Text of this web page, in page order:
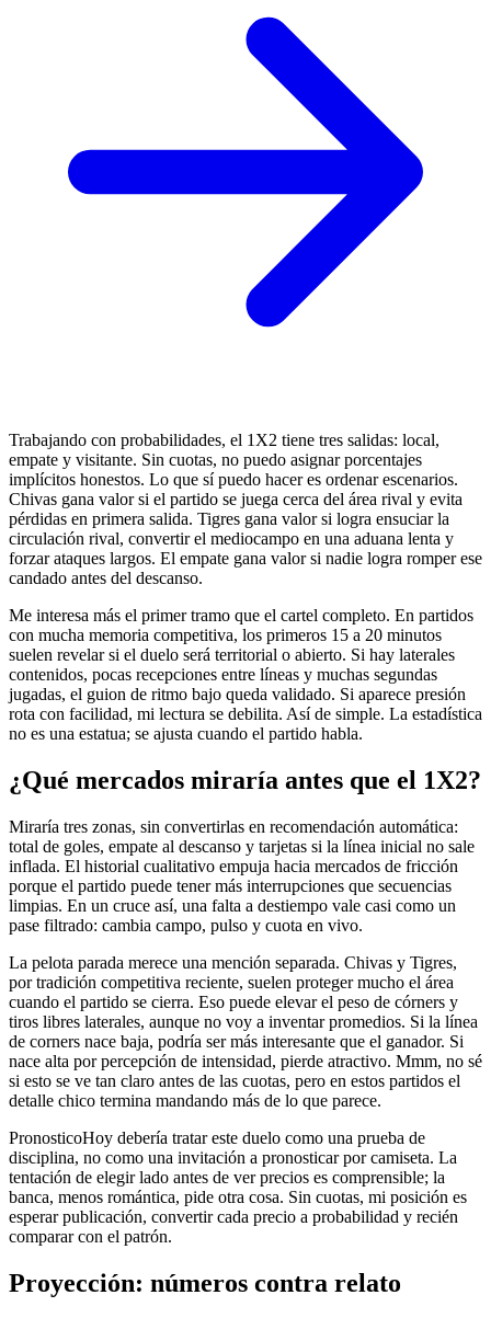
Trabajando con probabilidades, el 1X2 tiene tres salidas: local,
empate y visitante. Sin cuotas, no puedo asignar porcentajes
implícitos honestos. Lo que sí puedo hacer es ordenar escenarios.
Chivas gana valor si el partido se juega cerca del área rival y evita
pérdidas en primera salida. Tigres gana valor si logra ensuciar la
circulación rival, convertir el mediocampo en una aduana lenta y
forzar ataques largos. El empate gana valor si nadie logra romper ese
candado antes del descanso.
Me interesa más el primer tramo que el cartel completo. En partidos
con mucha memoria competitiva, los primeros 15 a 20 minutos
suelen revelar si el duelo será territorial o abierto. Si hay laterales
contenidos, pocas recepciones entre líneas y muchas segundas
jugadas, el guion de ritmo bajo queda validado. Si aparece presión
rota con facilidad, mi lectura se debilita. Así de simple. La estadística
no es una estatua; se ajusta cuando el partido habla.
¿Qué mercados miraría antes que el 1X2?
Miraría tres zonas, sin convertirlas en recomendación automática:
total de goles, empate al descanso y tarjetas si la línea inicial no sale
inflada. El historial cualitativo empuja hacia mercados de fricción
porque el partido puede tener más interrupciones que secuencias
limpias. En un cruce así, una falta a destiempo vale casi como un
pase filtrado: cambia campo, pulso y cuota en vivo.
La pelota parada merece una mención separada. Chivas y Tigres,
por tradición competitiva reciente, suelen proteger mucho el área
cuando el partido se cierra. Eso puede elevar el peso de córners y
tiros libres laterales, aunque no voy a inventar promedios. Si la línea
de corners nace baja, podría ser más interesante que el ganador. Si
nace alta por percepción de intensidad, pierde atractivo. Mmm, no sé
si esto se ve tan claro antes de las cuotas, pero en estos partidos el
detalle chico termina mandando más de lo que parece.
PronosticoHoy debería tratar este duelo como una prueba de
disciplina, no como una invitación a pronosticar por camiseta. La
tentación de elegir lado antes de ver precios es comprensible; la
banca, menos romántica, pide otra cosa. Sin cuotas, mi posición es
esperar publicación, convertir cada precio a probabilidad y recién
comparar con el patrón.
Proyección: números contra relato